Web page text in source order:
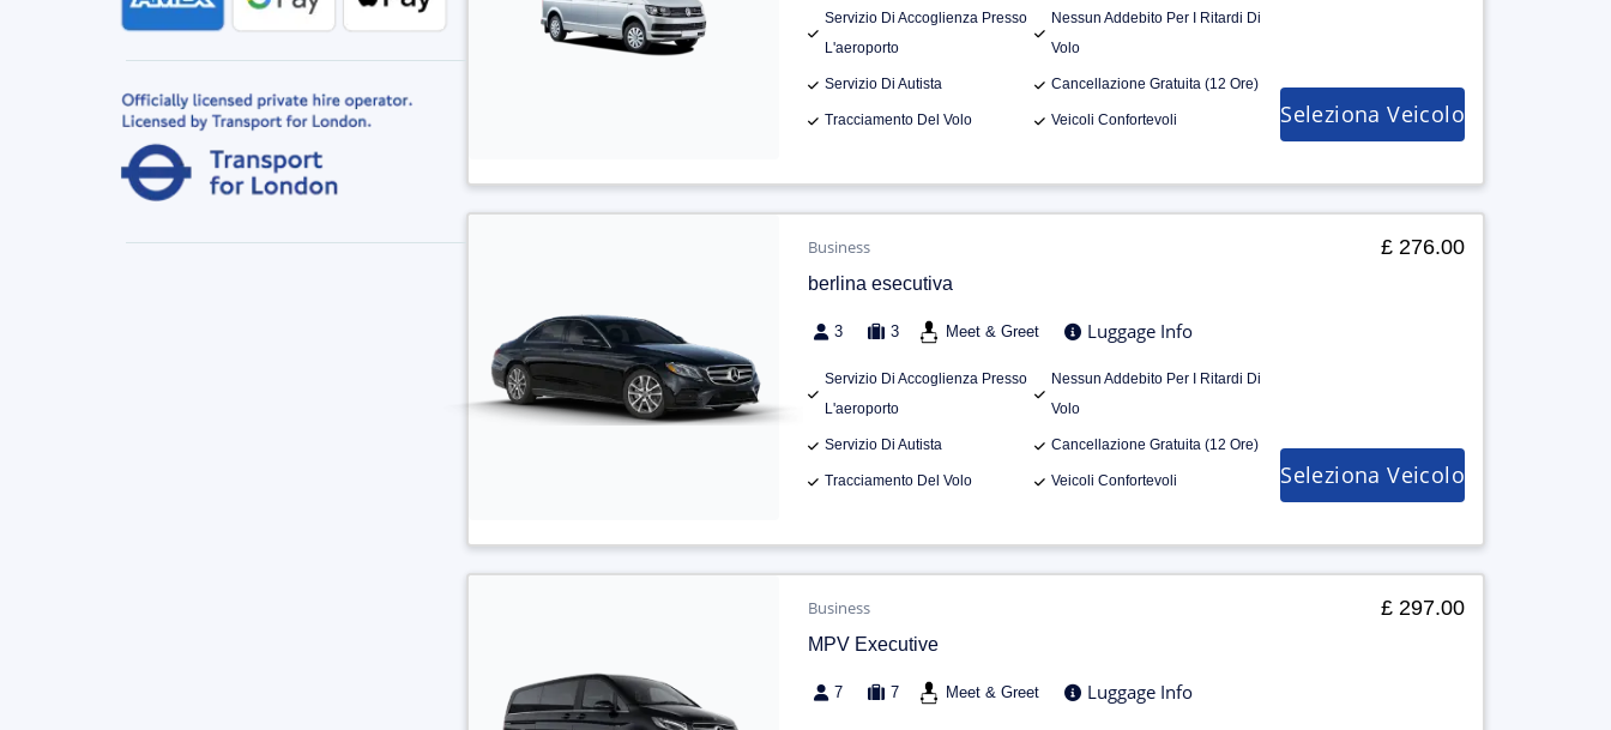
Servizio Di Accoglienza Presso
L'aeroporto
Nessun Addebito Per I Ritardi Di
Volo
Servizio Di Autista Cancellazione Gratuita (12 Ore)
Tracciamento Del Volo Veicoli Confortevoli Seleziona Veicolo
Business
berlina esecutiva
3 3 Meet & Greet Luggage Info
Servizio Di Accoglienza Presso
L'aeroporto
Nessun Addebito Per I Ritardi Di
Volo
Servizio Di Autista Cancellazione Gratuita (12 Ore)
Tracciamento Del Volo Veicoli Confortevoli
£ 276.00
Seleziona Veicolo
Business
MPV Executive
7 7 Meet & Greet Luggage Info
£ 297.00